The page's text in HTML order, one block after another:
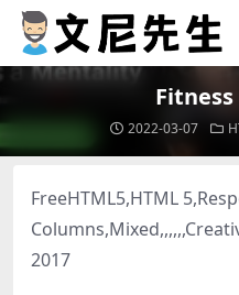
2022-03-07
FreeHTML5,HTML
2017